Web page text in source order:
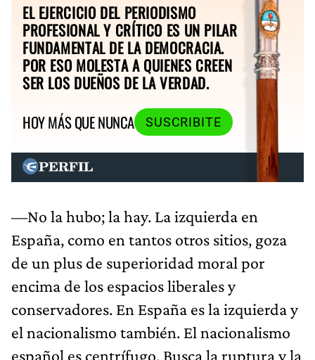
EL EJERCICIO DEL PERIODISMO
PROFESIONAL Y CRÍTICO ES UN PILAR
FUNDAMENTAL DE LA DEMOCRACIA.
POR ESO MOLESTA A QUIENES CREEN
SER LOS DUEÑOS DE LA VERDAD.
HOY MÁS QUE NUNCA
SUSCRIBITE
—No la hubo; la hay. La izquierda en
España, como en tantos otros sitios, goza
de un plus de superioridad moral por
encima de los espacios liberales y
conservadores. En España es la izquierda y
el nacionalismo también. El nacionalismo
español es centrífugo. Busca la ruptura y la